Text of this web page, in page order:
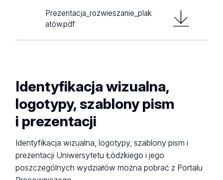
Prezentacja_rozwieszanie_plak
atów.pdf
Identyfikacja wizualna,
logotypy, szablony pism
i prezentacji
Identyfikacja wizualna, logotypy, szablony pism i
prezentacji Uniwersytetu Łódzkiego i jego
poszczególnych wydziałów można pobrać z Portalu